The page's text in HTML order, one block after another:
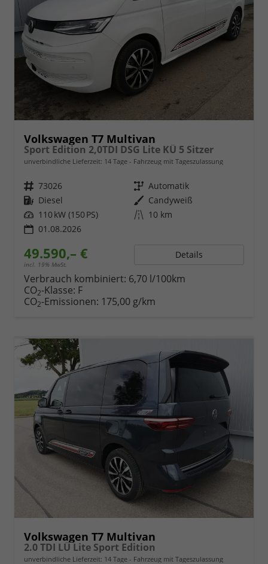
Volkswagen T7 Multivan
Sport Edition 2,0TDI DSG Lite KÜ 5 Sitzer
unverbindliche Lieferzeit: 14 Tage Fahrzeug mit Tageszulassung
Fahrzeugnr. 73026 Getriebe Automatik
Kraftstoff Diesel Außenfarbe Candyweiß
Leistung 110 kW (150 PS) Kilometerstand 10 km
01.08.2026
49.590,– €
incl. 19% MwSt.
Details
Verbrauch kombiniert: 6,70 l/100km
CO2-Klasse: F
CO2-Emissionen: 175,00 g/km
Volkswagen T7 Multivan
2.0 TDI LÜ Lite Sport Edition
unverbindliche Lieferzeit: 14 Tage Fahrzeug mit Tageszulassung